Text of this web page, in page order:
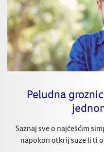
Peludna
Saznaj sve o najčešćim
napokon otkrij suze li ti